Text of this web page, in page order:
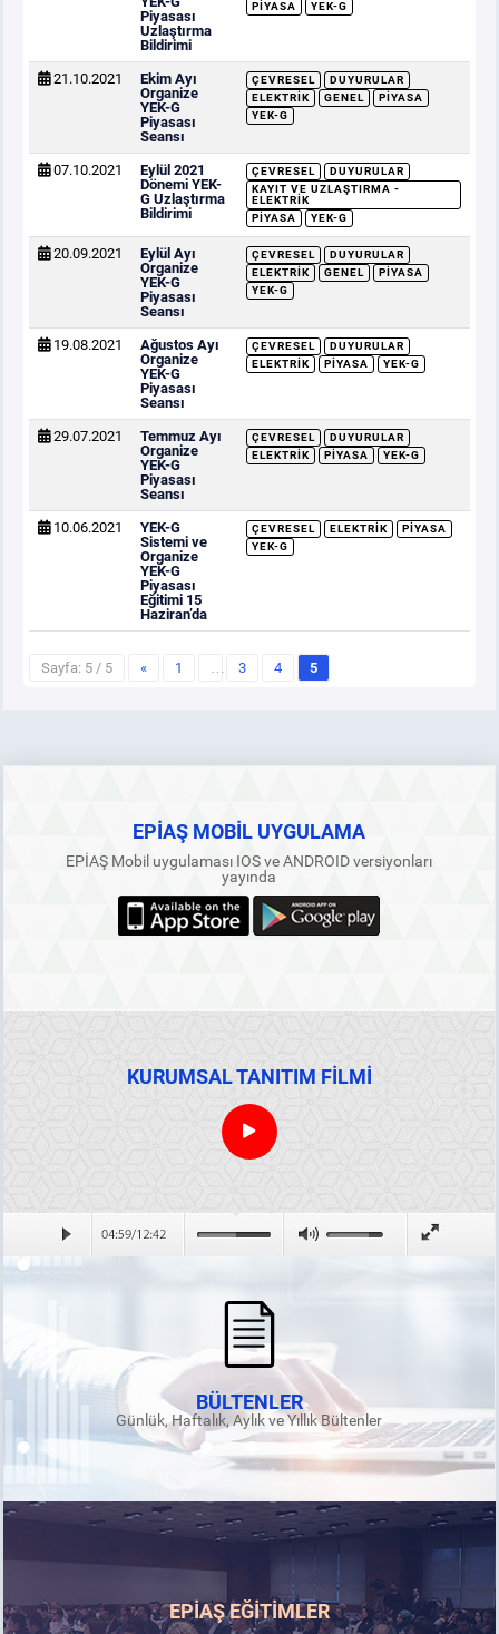
Piyasası
Uzlaştırma
Bildirimi
PIYASA YEK-G
21.10.2021
Ekim Ayı
Organize
YEK-G
Piyasası
Seansı
ÇEVRESEL
DUYURULAR
ELEKTRIK
GENEL
PIYASA
YEK-G
07.10.2021
Eylül 2021
Dönemi YEK-
G Uzlaştırma
Bildirimi
ÇEVRESEL
DUYURULAR
KAYIT VE UZLAŞTIRMA -
ELEKTRIK
PIYASA
YEK-G
20.09.2021
Eylül Ayı
Organize
YEK-G
Piyasası
Seansı
ÇEVRESEL
DUYURULAR
ELEKTRIK
GENEL
PIYASA
YEK-G
19.08.2021
Ağustos Ayı
Organize
YEK-G
Piyasası
Seansı
ÇEVRESEL
DUYURULAR
ELEKTRIK
PIYASA YEK-G
29.07.2021
Temmuz Ayı
Organize
YEK-G
Piyasası
Seansı
ÇEVRESEL
DUYURULAR
ELEKTRIK
PIYASA YEK-G
10.06.2021
YEK-G
Sistemi ve
Organize
YEK-G
Piyasası
Eğitimi 15
Haziran’da
ÇEVRESEL ELEKTRIK
PIYASA
YEK-G
Sayfa: 5 / 5 « 1 … 3 4 5
EPİAŞ MOBİL UYGULAMA
EPİAŞ Mobil uygulaması IOS ve ANDROID versiyonları
yayında
KURUMSAL TANITIM FİLMİ
BÜLTENLER
Günlük, Haftalık, Aylık ve Yıllık Bültenler
EPİAŞ EĞİTİMLER